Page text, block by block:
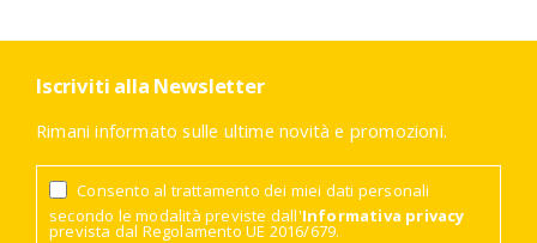
Iscriviti alla Newsletter
Rimani informato sulle ultime novità e promozioni.
Consento al trattamento dei miei dati personali
secondo le modalità previste dall'Informativa privacy
prevista dal Regolamento UE 2016/679.